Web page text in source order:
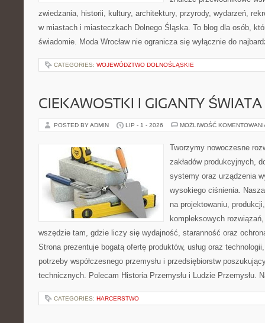
zwiedzania, historii, kultury, architektury, przyrody, wydarzeń,
w miastach i miasteczkach Dolnego Śląska. To blog dla osób,
świadomie. Moda Wrocław nie ogranicza się wyłącznie do
CATEGORIES: WOJEWÓDZTWO DOLNOŚLĄSKIE
CIEKAWOSTKI I GIGANTY ŚWIATA
POSTED BY ADMIN LIP - 1 - 2026 MOŻLIWOŚĆ
Tworzymy nowoczesne
zakładów produkcyjnych,
systemy oraz urządzenia
wysokiego ciśnienia.
na projektowaniu,
kompleksowych
wszędzie tam, gdzie liczy się wydajność, staranność oraz
Strona prezentuje bogatą ofertę produktów, usług oraz
potrzeby współczesnego przemysłu i przedsiębiorstw
technicznych. Polecam Historia Przemysłu i Ludzie Przemysłu.
CATEGORIES: HARCERSTWO